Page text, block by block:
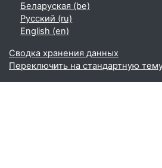
Беларуская ‎(be)‎
Русский ‎(ru)‎
English ‎(en)‎
Сводка хранения данных
Переключить на стандартную